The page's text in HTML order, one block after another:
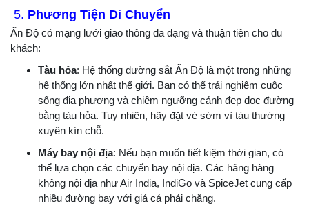
5. Phương Tiện Di Chuyển
Ấn Độ có mạng lưới giao thông đa dạng và thuận tiện cho du
khách:
Tàu hỏa: Hệ thống đường sắt Ấn Độ là một trong những
hệ thống lớn nhất thế giới. Bạn có thể trải nghiệm cuộc
sống địa phương và chiêm ngưỡng cảnh đẹp dọc đường
bằng tàu hỏa. Tuy nhiên, hãy đặt vé sớm vì tàu thường
xuyên kín chỗ.
Máy bay nội địa: Nếu bạn muốn tiết kiệm thời gian, có
thể lựa chọn các chuyến bay nội địa. Các hãng hàng
không nội địa như Air India, IndiGo và SpiceJet cung cấp
nhiều đường bay với giá cả phải chăng.